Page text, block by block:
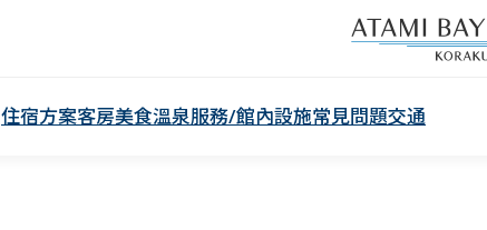
住宿方案客房美食溫泉服務/館內設施常見問題交通